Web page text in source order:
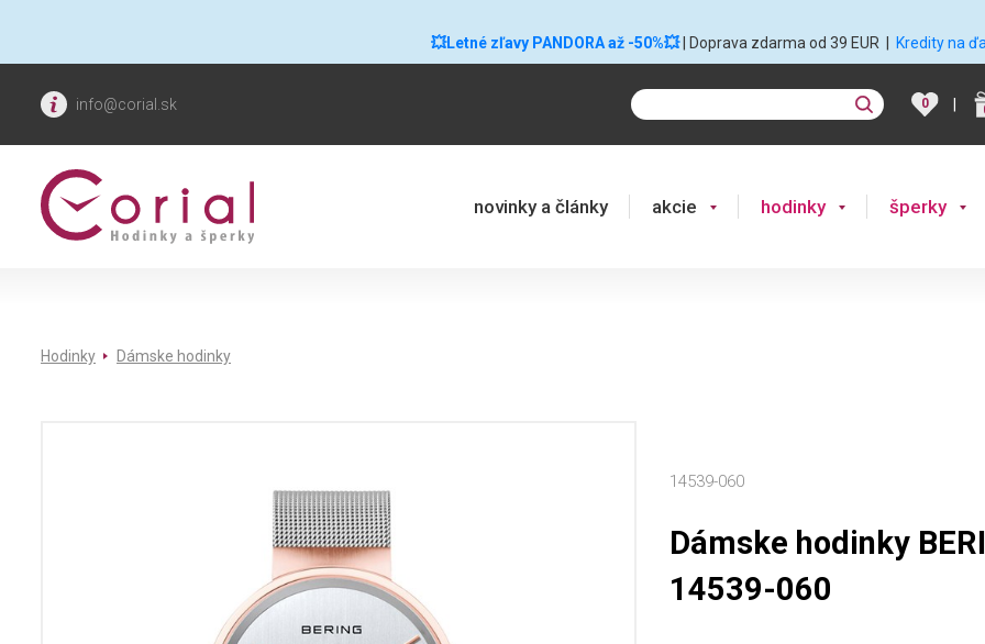
💥Letné zľavy PANDORA až -50%💥 | Doprava zdarma od 39 EUR Kredity na
info@corial.sk 0 |
novinky a články akcie hodinky šperky
Hodinky Dámske hodinky
14539-060
Dámske hodinky
14539-060